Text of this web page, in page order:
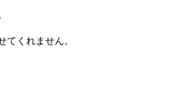
てくれません。